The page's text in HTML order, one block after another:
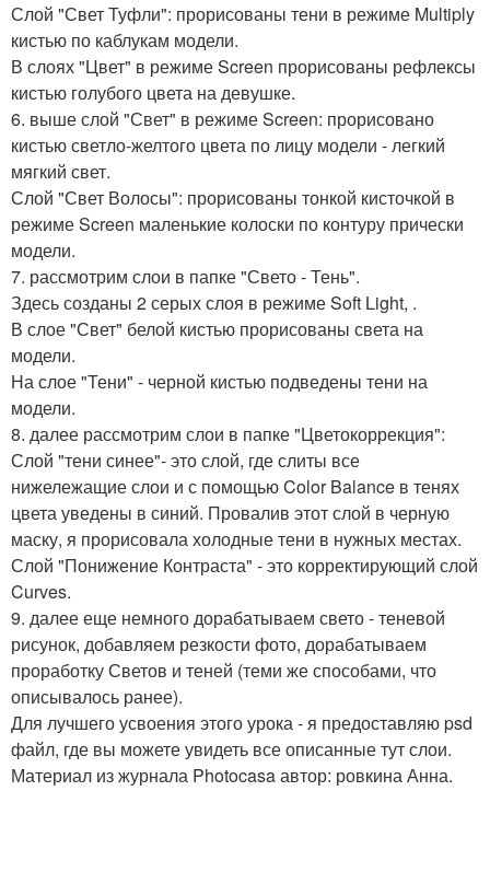
Слой "Свет Туфли": прорисованы тени в режиме Multiply
кистью по каблукам модели.
В слоях "Цвет" в режиме Screen прорисованы рефлексы
кистью голубого цвета на девушке.
6. выше слой "Свет" в режиме Screen: прорисовано
кистью светло-желтого цвета по лицу модели - легкий
мягкий свет.
Слой "Свет Волосы": прорисованы тонкой кисточкой в
режиме Screen маленькие колоски по контуру прически
модели.
7. рассмотрим слои в папке "Свето - Тень".
Здесь созданы 2 серых слоя в режиме Soft Light, .
В слое "Свет" белой кистью прорисованы света на
модели.
На слое "Тени" - черной кистью подведены тени на
модели.
8. далее рассмотрим слои в папке "Цветокоррекция":
Слой "тени синее"- это слой, где слиты все
нижележащие слои и с помощью Color Balance в тенях
цвета уведены в синий. Провалив этот слой в черную
маску, я прорисовала холодные тени в нужных местах.
Слой "Понижение Контраста" - это корректирующий слой
Curves.
9. далее еще немного дорабатываем свето - теневой
рисунок, добавляем резкости фото, дорабатываем
проработку Светов и теней (теми же способами, что
описывалось ранее).
Для лучшего усвоения этого урока - я предоставляю psd
файл, где вы можете увидеть все описанные тут слои.
Материал из журнала Photocasa автор: ровкина Анна.